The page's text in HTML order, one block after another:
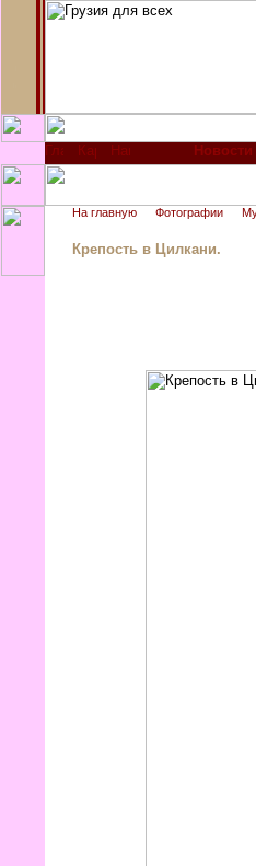
Новости
На главную Фотографии
Крепость в Цилкани.